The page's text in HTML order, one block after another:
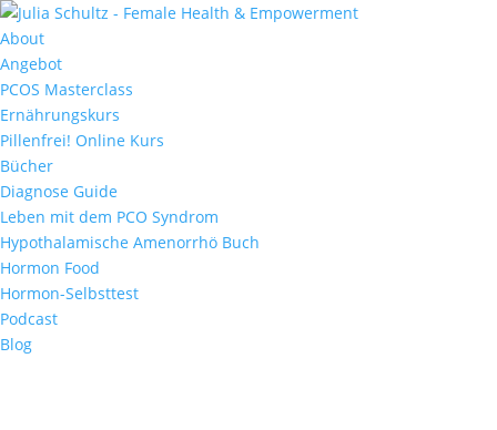
About
Angebot
PCOS Masterclass
Ernährungskurs
Pillenfrei! Online Kurs
Bücher
Diagnose Guide
Leben mit dem PCO Syndrom
Hypothalamische Amenorrhö Buch
Hormon Food
Hormon-Selbsttest
Podcast
Blog